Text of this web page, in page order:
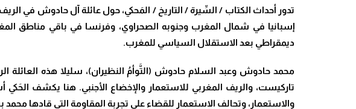
تدور أحداث الكتاب / السِّيرة / التاريخ / المَحكي، حول عائلة آل حادوش في
إسبانيا في شمال المغرب وجنوبه الصحراوي، وفرنسا في باقي مناطق
ديمقراطي بعد الاستقلال السياسي للمغرب.
محمد حادوش وعبد السلام حادوش (التَّوأمُ النظيران)، سليلا هذه العائلة
تاركيست، والريف المغربي للاستعمار والإخضاع الأجنبي. هنا يكشف الحَكي